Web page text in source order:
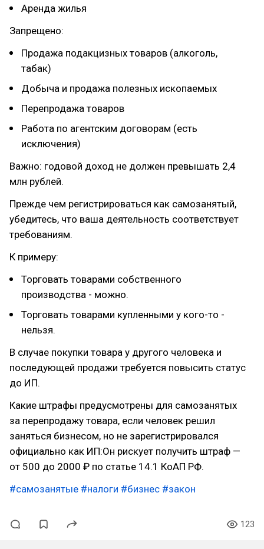
Аренда жилья
Запрещено:
Продажа подакцизных товаров (алкоголь,
табак)
Добыча и продажа полезных ископаемых
Перепродажа товаров
Работа по агентским договорам (есть
исключения)
Важно: годовой доход не должен превышать 2,4
млн рублей.
Прежде чем регистрироваться как самозанятый,
убедитесь, что ваша деятельность соответствует
требованиям.
К примеру:
Торговать товарами собственного
производства - можно.
Торговать товарами купленными у кого-то -
нельзя.
В случае покупки товара у другого человека и
последующей продажи требуется повысить статус
до ИП.
Какие штрафы предусмотрены для самозанятых
за перепродажу товара, если человек решил
заняться бизнесом, но не зарегистрировался
официально как ИП:Он рискует получить штраф —
от 500 до 2000 ₽ по статье 14.1 КоАП РФ.
#самозанятые #налоги #бизнес #закон
123